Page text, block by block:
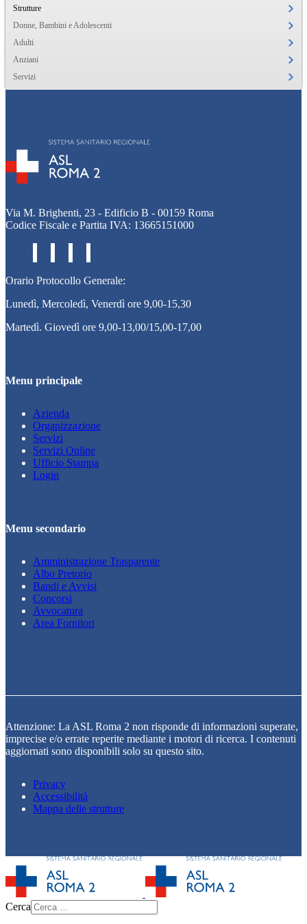
Strutture
Donne, Bambini e Adolescenti
Adulti
Anziani
Servizi
Via M. Brighenti, 23 - Edificio B - 00159 Roma
Codice Fiscale e Partita IVA: 13665151000
Orario Protocollo Generale:
Lunedì, Mercoledì, Venerdì ore 9,00-15,30
Martedì. Giovedì ore 9,00-13,00/15,00-17,00
Menu principale
Azienda
Organizzazione
Servizi
Servizi Online
Ufficio Stampa
Login
Menu secondario
Amministrazione Trasparente
Albo Pretorio
Bandi e Avvisi
Concorsi
Avvocatura
Area Fornitori
Attenzione: La ASL Roma 2 non risponde di informazioni superate,
imprecise e/o errate reperite mediante i motori di ricerca. I contenuti
aggiornati sono disponibili solo su questo sito.
Privacy
Accessibilità
Mappa delle strutture
Cerca